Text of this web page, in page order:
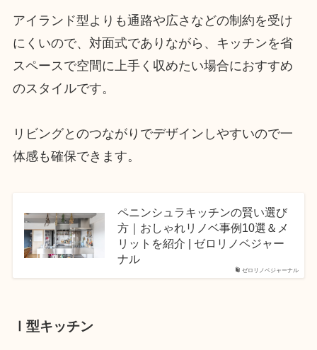
アイランド型よりも通路や広さなどの制約を受け
にくいので、対面式でありながら、キッチンを省
スペースで空間に上手く収めたい場合におすすめ
のスタイルです。
リビングとのつながりでデザインしやすいので一
体感も確保できます。
ゼロリノベジャーナル
ペニンシュラキッチンの賢い選び
方｜おしゃれリノベ事例10選＆メ
リットを紹介 | ゼロリノベジャー
ナル
Ⅰ型キッチン